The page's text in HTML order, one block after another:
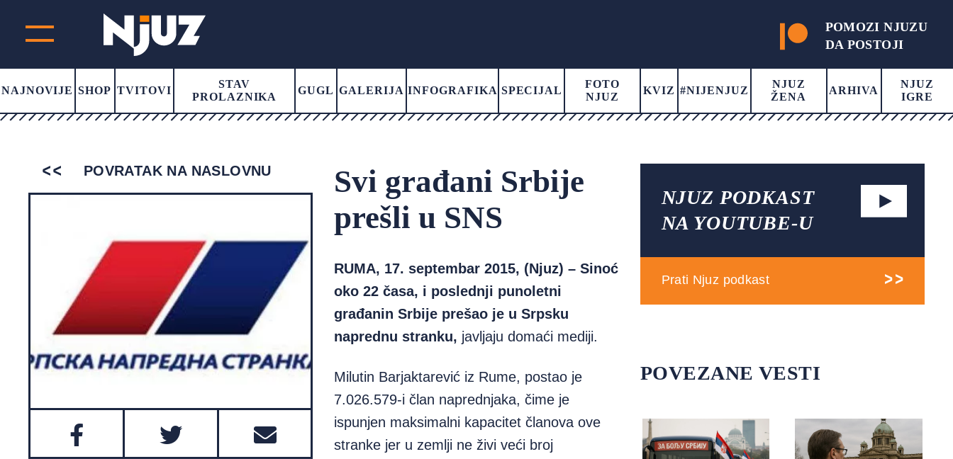
POMOZI NJUZU
DA POSTOJI
NAJNOVIJE SHOP TVITOVI
STAV
PROLAZNIKA
GUGL GALERIJA INFOGRAFIKA SPECIJAL
FOTO
NJUZ
KVIZ #NIJENJUZ
NJUZ
ŽENA
ARHIVA
NJUZ
IGRE
POVRATAK NA NASLOVNU
Svi građani Srbije
prešli u SNS
RUMA, 17. septembar 2015, (Njuz) – Sinoć
oko 22 časa, i poslednji punoletni
građanin Srbije prešao je u Srpsku
naprednu stranku, javljaju domaći mediji.
Milutin Barjaktarević iz Rume, postao je
7.026.579-i član naprednjaka, čime je
ispunjen maksimalni kapacitet članova ove
stranke jer u zemlji ne živi veći broj
NJUZ PODKAST
NA YOUTUBE-U
Prati Njuz podkast
POVEZANE VESTI